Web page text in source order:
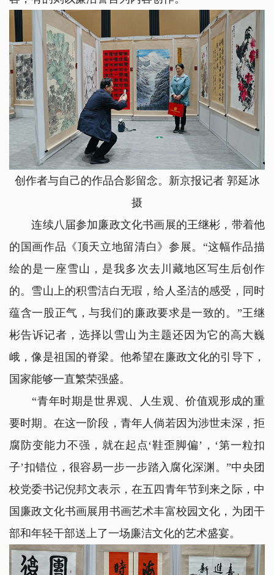
创作者与自己的作品合影留念。新京报记者 郭延冰
摄
连续八届参加廉政文化书画展的王继彬，带着他
的国画作品《顶天立地留清白》参展。“这幅作品描
绘的是一座雪山，是我多次去川藏地区写生后创作
的。雪山上的积雪洁白无瑕，给人圣洁的感受，同时
蕴含一股正气，与我们的廉政要求是一致的。”王继
彬告诉记者，选择以雪山为主题还因为它的高大巍
峨，像是祖国的脊梁。他希望在廉政文化的引导下，
国家能够一直繁荣强盛。
“青年时期是世界观、人生观、价值观形成的重
要时期。在这一阶段，青年人倘若因为涉世未深，拒
腐防变能力不强，就在起点‘鞋歪脚偏’，‘第一粒扣
子’扣错位，很容易一步一步踏入腐化深渊。”中央团
校党委书记倪邦文表示，在五四青年节到来之际，中
国廉政文化书画展用书画艺术丰富校园文化，为团干
部和年轻干部送上了一场廉洁文化的艺术盛宴。